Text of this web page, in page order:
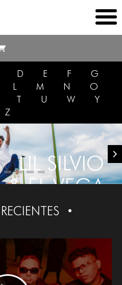
D E F
G
L M N
O
T U W
Y
Z
LIL SILVIO
& EL VEGA